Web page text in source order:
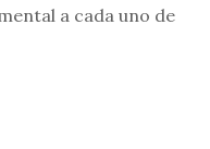
a cada uno de